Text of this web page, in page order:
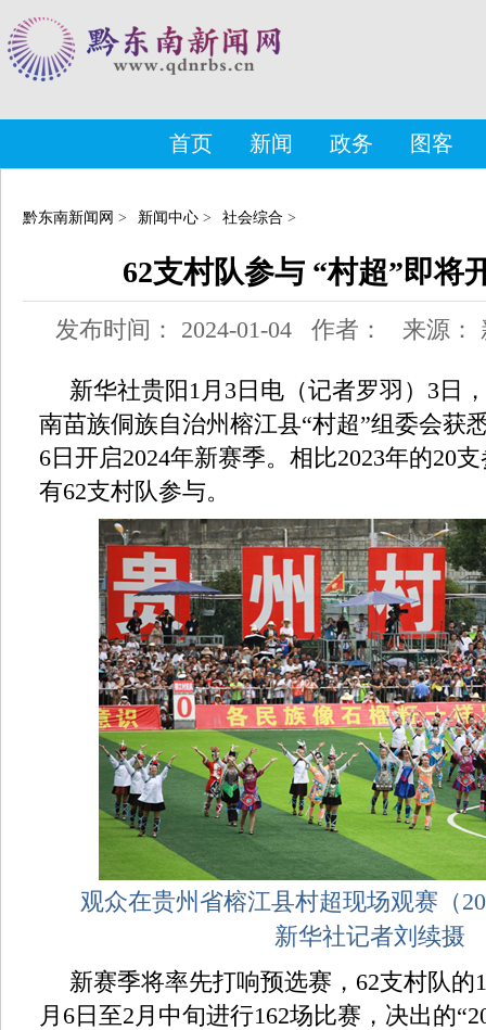
首页 新闻 政务 图客
黔东南新闻网 > 新闻中心 > 社会综合 >
62支村队参与 “村超”即将
发布时间： 2024-01-04 作者： 来源：
新华社贵阳1月3日电（记者罗羽）3日
南苗族侗族自治州榕江县“村超”组委会获
6日开启2024年新赛季。相比2023年的20
有62支村队参与。
观众在贵州省榕江县村超现场观赛（
新华社记者刘续摄
新赛季将率先打响预选赛，62支村队的
月6日至2月中旬进行162场比赛，决出的